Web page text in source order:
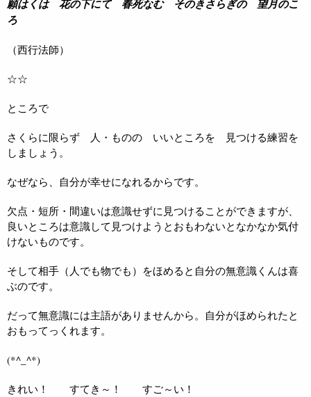
願はくは 花の下にて 春死なむ そのきさらぎの 望月のこ
ろ
（西行法師）
☆☆
ところで
さくらに限らず 人・ものの いいところを 見つける練習を
しましょう。
なぜなら、自分が幸せになれるからです。
欠点・短所・間違いは意識せずに見つけることができますが、
良いところは意識して見つけようとおもわないとなかなか気付
けないものです。
そして相手（人でも物でも）をほめると自分の無意識くんは喜
ぶのです。
だって無意識には主語がありませんから。自分がほめられたと
おもってっくれます。
(*^_^*)
きれい！ すてき～！ すご～い！